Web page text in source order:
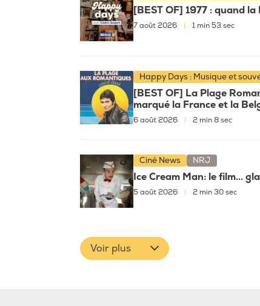
[BEST OF] 1977 : quand
7 août 2026 1 min 53 sec
Happy Days : Musique et
[BEST OF] La Plage
marqué la France et la
6 août 2026 2 min 8 sec
Ciné News NRJ
Ice Cream Man: le film...
5 août 2026 | 2 min 30 sec
Voir plus